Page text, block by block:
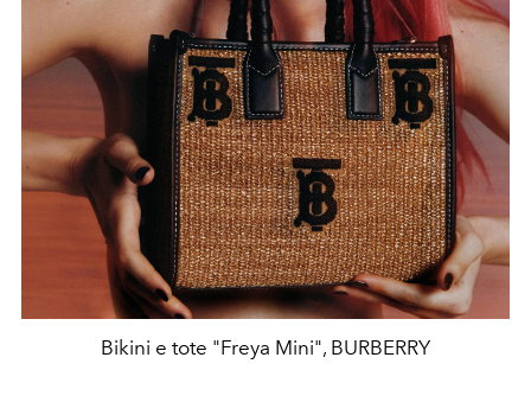
Bikini e tote "Freya Mini", BURBERRY